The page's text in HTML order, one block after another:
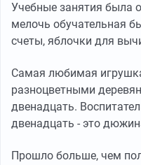
Учебные занятия была
мелочь обучательная
счеты, яблочки для
Самая любимая
разноцветными
двенадцать.
двенадцать - это
Прошло больше, чем